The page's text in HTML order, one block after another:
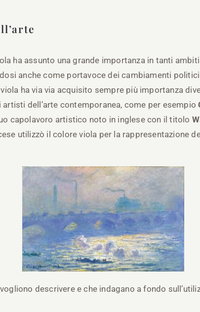
ha assunto una grande importanza in tanti
anche come portavoce dei cambiamenti
ha via via acquisito sempre più importanza
artisti dell’arte contemporanea, come per esempio
capolavoro artistico noto in inglese con il titolo
utilizzò il colore viola per la rappresentazione
descrivere e che indagano a fondo